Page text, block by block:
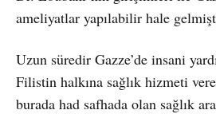
ameliyatlar yapılabilir hale
Uzun süredir Gazze’de insani
Filistin halkına sağlık hizmeti
burada had safhada olan sağlık